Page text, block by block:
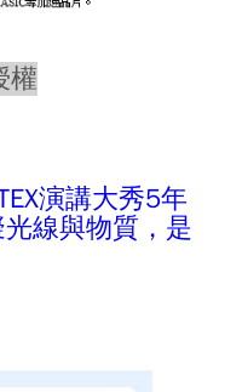
權
演講大秀5年
線與物質，是